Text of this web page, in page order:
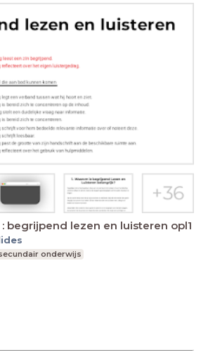
begrijpend lezen en luisteren opl1
onderwijs